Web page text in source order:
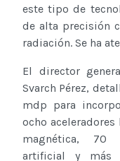
este tipo de
de alta precisión
radiación. Se ha
El director
Svarch Pérez,
mdp para
ocho aceleradores
magnética, 70
artificial y más